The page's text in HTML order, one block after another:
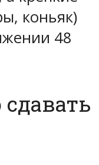
коньяк)
48